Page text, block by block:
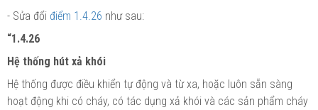
- Sửa đổi điểm 1.4.26 như sau:
“1.4.26
Hệ thống hút xả khói
Hệ thống được điều khiển tự động và từ xa, hoặc luôn sẵn sàng
hoạt động khi có cháy, có tác dụng xả khói và các sản phẩm cháy